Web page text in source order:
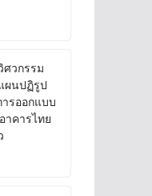
วกรรม
ผนปฏิรูป
รออกแบบ
าคารไทย